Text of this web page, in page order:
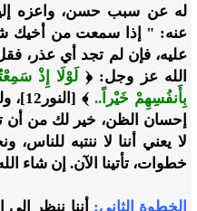
له عن سبب حسن، واعزه
عنه: " إذا سمعت من أخيك
عليه، فإن لم تجد أي عذر،
الله عز وجل: ﴿ لَوْلَا إِذْ
بِأَنفُسِهِمْ خَيْراً..
﴾
إحسان الظن، خير لك من أن
لا يعني أننا لا ننتبه
خطوات، تأتينا الآن. إن شاء
الخطوة الثاني: أننا ننظر